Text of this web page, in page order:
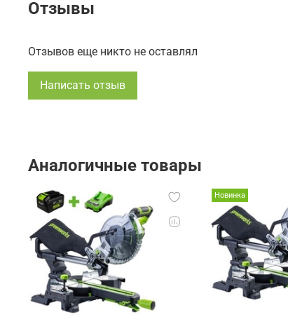
Отзывы
Отзывов еще никто не оставлял
Написать отзыв
Аналогичные товары
Новинка